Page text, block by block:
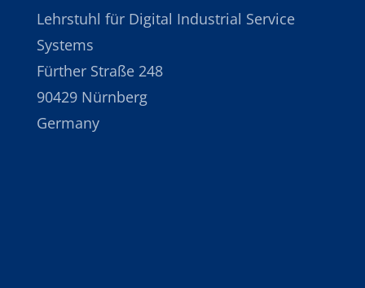
Lehrstuhl für Digital Industrial Service
Systems
Fürther Straße 248
90429 Nürnberg
Germany